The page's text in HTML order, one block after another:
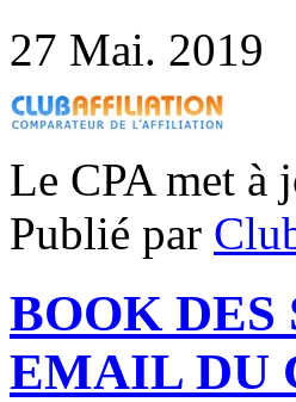
27 Mai. 2019
Le CPA met à
Publié par
BOOK
EMAIL DU